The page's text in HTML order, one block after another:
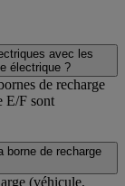
avec les
électrique ?
de recharge
E/F sont
borne de recharge
(véhicule,